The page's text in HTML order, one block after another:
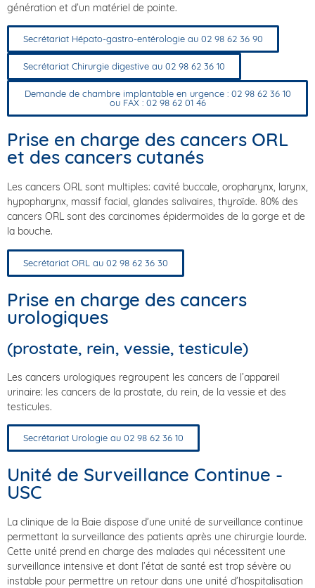
génération et d’un matériel de pointe.
Secrétariat Hépato-gastro-entérologie au 02 98 62 36 90
Secrétariat Chirurgie digestive au 02 98 62 36 10
Demande de chambre implantable en urgence : 02 98 62 36 10
ou FAX : 02 98 62 01 46
Prise en charge des cancers ORL
et des cancers cutanés
Les cancers ORL sont multiples: cavité buccale, oropharynx, larynx,
hypopharynx, massif facial, glandes salivaires, thyroïde. 80% des
cancers ORL sont des carcinomes épidermoïdes de la gorge et de
la bouche.
Secrétariat ORL au 02 98 62 36 30
Prise en charge des cancers
urologiques
(prostate, rein, vessie, testicule)
Les cancers urologiques regroupent les cancers de l’appareil
urinaire: les cancers de la prostate, du rein, de la vessie et des
testicules.
Secrétariat Urologie au 02 98 62 36 10
Unité de Surveillance Continue -
USC
La clinique de la Baie dispose d’une unité de surveillance continue
permettant la surveillance des patients après une chirurgie lourde.
Cette unité prend en charge des malades qui nécessitent une
surveillance intensive et dont l’état de santé est trop sévère ou
instable pour permettre un retour dans une unité d’hospitalisation